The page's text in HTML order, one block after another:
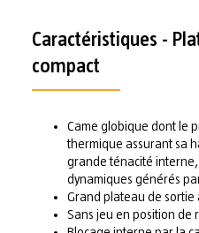
Caractéristiques -
compact
Came globique dont le
thermique assurant sa
grande ténacité
dynamiques générés
Grand plateau de sortie
Sans jeu en position de